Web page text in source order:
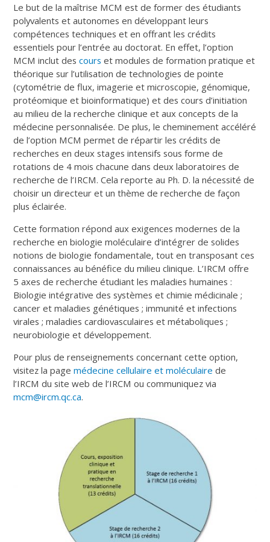
Le but de la maîtrise MCM est de former des étudiants
polyvalents et autonomes en développant leurs
compétences techniques et en offrant les crédits
essentiels pour l’entrée au doctorat. En effet, l’option
MCM inclut descours et modules de formation pratique et
théorique sur l’utilisation de technologies de pointe
(cytométrie de flux, imagerie et microscopie, génomique,
protéomique et bioinformatique) et des cours d’initiation
au milieu de la recherche clinique et aux concepts de la
médecine personnalisée. De plus, le cheminement accéléré
de l’option MCM permet de répartir les crédits de
recherches en deux stages intensifs sous forme de
rotations de 4 mois chacune dans deux laboratoires de
recherche de l’IRCM. Cela reporte au Ph. D. la nécessité de
choisir un directeur et un thème de recherche de façon
plus éclairée.
Cette formation répond aux exigences modernes de la
recherche en biologie moléculaire d’intégrer de solides
notions de biologie fondamentale, tout en transposant ces
connaissances au bénéfice du milieu clinique. L’IRCM offre
5 axes de recherche étudiant les maladies humaines :
Biologie intégrative des systèmes et chimie médicinale ;
cancer et maladies génétiques ; immunité et infections
virales ; maladies cardiovasculaires et métaboliques ;
neurobiologie et développement.
Pour plus de renseignements concernant cette option,
visitez la page médecine cellulaire et moléculaire de
l’IRCM du site web de l’IRCM ou communiquez via
mcm@ircm.qc.ca.